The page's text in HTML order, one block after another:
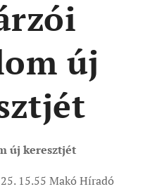
új
új keresztjét
15.55 Makó Híradó